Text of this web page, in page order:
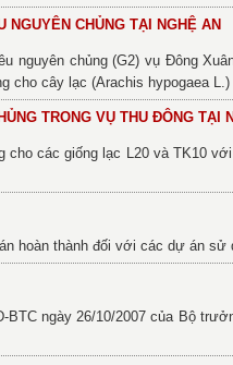
CHỦNG TẠI NGHỆ AN
nguyên chủng (G2) vụ Đông
cho cây lạc (Arachis hypogaea
TRONG VỤ THU ĐÔNG TẠI
cho các giống lạc L20 và TK10
hoàn thành đối với các dự án
ngày 26/10/2007 của Bộ